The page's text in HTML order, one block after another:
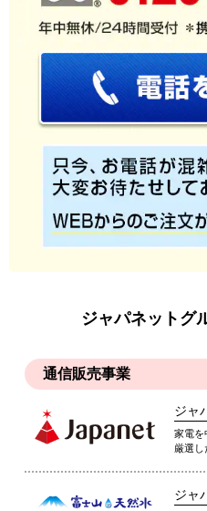
ジャパネットグ
通信販売事業
ジャ
家電を
厳選し
ジャ